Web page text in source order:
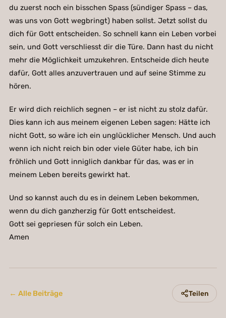
du zuerst noch ein bisschen Spass (sündiger Spass – das,
was uns von Gott wegbringt) haben sollst. Jetzt sollst du
dich für Gott entscheiden. So schnell kann ein Leben vorbei
sein, und Gott verschliesst dir die Türe. Dann hast du nicht
mehr die Möglichkeit umzukehren. Entscheide dich heute
dafür, Gott alles anzuvertrauen und auf seine Stimme zu
hören.
Er wird dich reichlich segnen – er ist nicht zu stolz dafür.
Dies kann ich aus meinem eigenen Leben sagen: Hätte ich
nicht Gott, so wäre ich ein unglücklicher Mensch. Und auch
wenn ich nicht reich bin oder viele Güter habe, ich bin
fröhlich und Gott inniglich dankbar für das, was er in
meinem Leben bereits gewirkt hat.
Und so kannst auch du es in deinem Leben bekommen,
wenn du dich ganzherzig für Gott entscheidest.
Gott sei gepriesen für solch ein Leben.
Amen
← Alle Beiträge Teilen